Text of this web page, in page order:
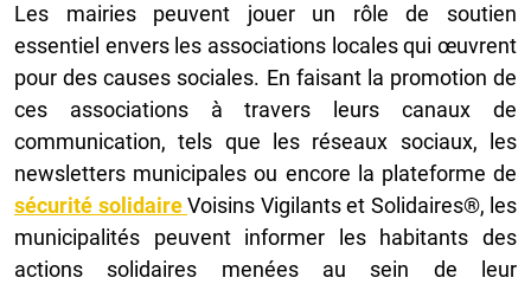
Les mairies peuvent jouer un rôle de soutien
essentiel envers les associations locales qui œuvrent
pour des causes sociales. En faisant la promotion de
ces associations à travers leurs canaux de
communication, tels que les réseaux sociaux, les
newsletters municipales ou encore la plateforme de
sécurité solidaireVoisins Vigilants et Solidaires®, les
municipalités peuvent informer les habitants des
actions solidaires menées au sein de leur